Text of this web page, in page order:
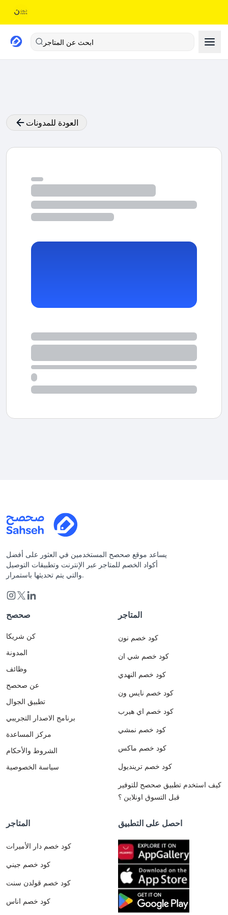
ابحث عن المتاجر
العودة للمدونات
يساعد موقع صحصح المستخدمين في العثور على أفضل
أكواد الخصم للمتاجر عبر الإنترنت وتطبيقات التوصيل
والتي يتم تحديثها باستمرار.
صحصح
كن شريكا
المدونة
وظائف
عن صحصح
تطبيق الجوال
برنامج الاصدار التجريبي
مركز المساعدة
الشروط والأحكام
سياسة الخصوصية
المتاجر
كود خصم نون
كود خصم شي ان
كود خصم النهدي
كود خصم نايس ون
كود خصم اي هيرب
كود خصم نمشي
كود خصم ماكس
كود خصم ترينديول
كيف استخدم تطبيق صحصح للتوفير
قبل التسوق اونلاين ؟
المتاجر
كود خصم دار الأميرات
كود خصم جيني
كود خصم قولدن سنت
كود خصم اناس
احصل على التطبيق